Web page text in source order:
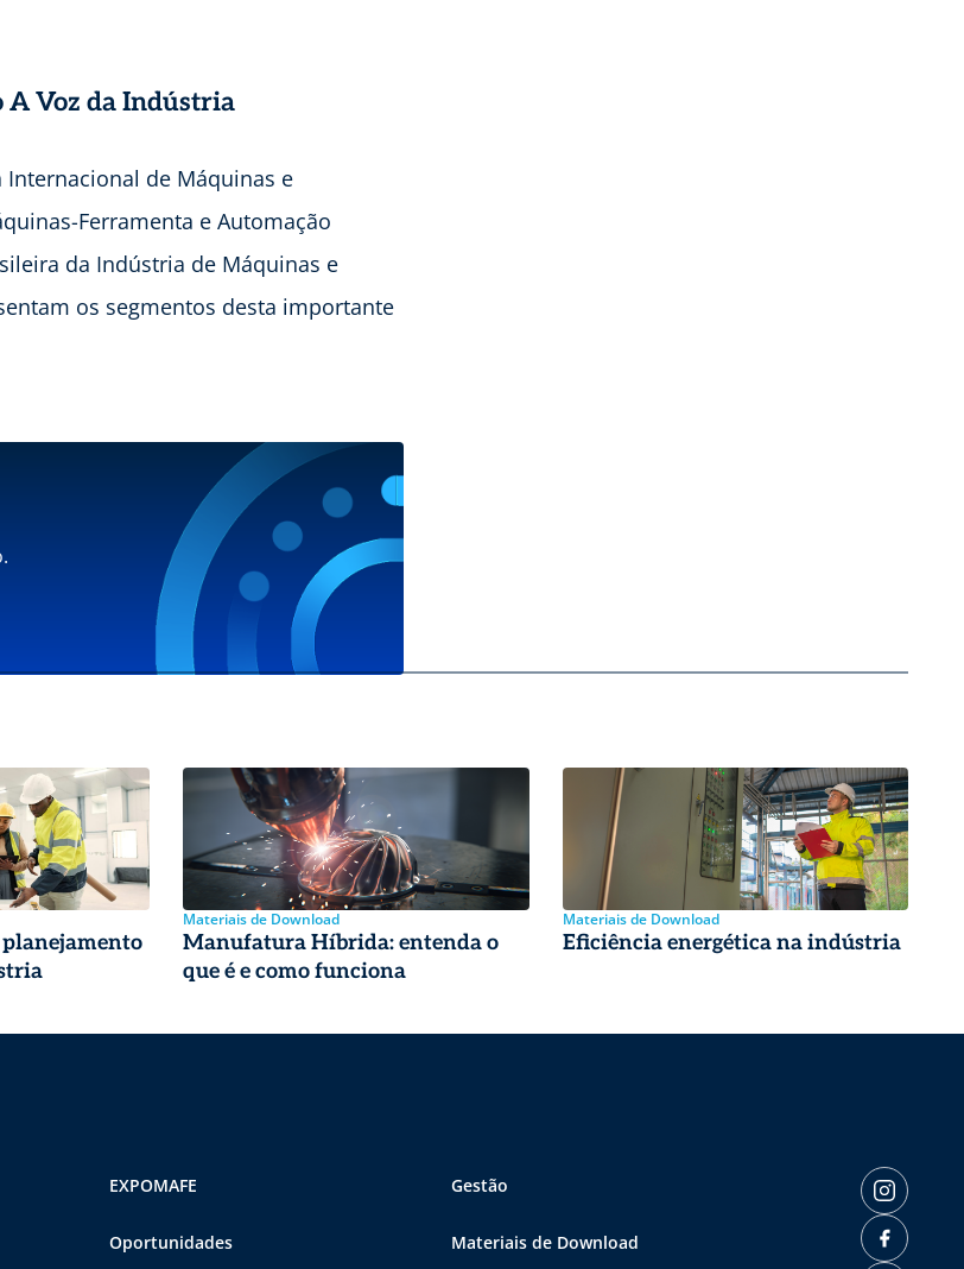
A Voz da Indústria
Internacional de Máquinas e
Ferramenta e Automação
da Indústria de Máquinas e
os segmentos desta importante
Materiais de Download
Manufatura Híbrida: entenda o
que é e como funciona
Materiais de Download
Eficiência energética na indústria
EXPOMAFE Gestão
Oportunidades Materiais de Download